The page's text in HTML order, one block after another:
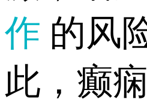
作 的风
此，癫